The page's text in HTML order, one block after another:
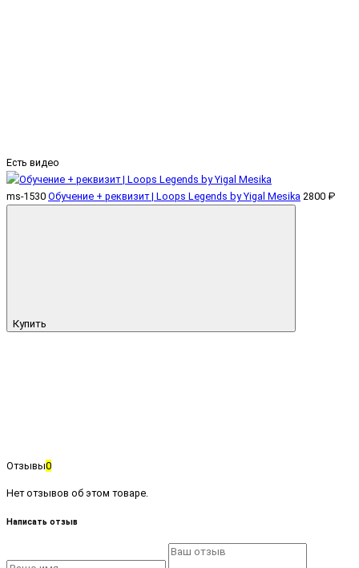
Есть видео
ms-1530 Обучение + реквизит | Loops Legends by Yigal Mesika 2800 ₽
Купить
Отзывы0
Нет отзывов об этом товаре.
Написать отзыв